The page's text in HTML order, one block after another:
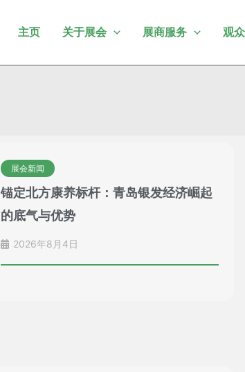
主页 关于展会 展商服务 观
展会新闻
锚定北方康养标杆：青岛银发经济崛起
的底气与优势
2026年8月4日